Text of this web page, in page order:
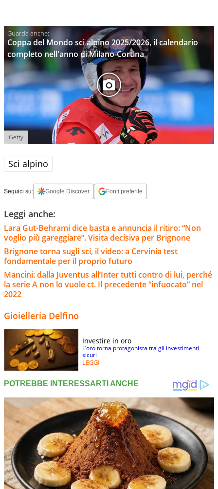
Coppa del Mondo sci alpino 2025/2026, il calendario
completo nell'anno di Milano-Cortina
Getty
Sci alpino
Seguici su: Google Discover Fonti preferite
Leggi anche:
Lara Gut-Behrami dice basta e annuncia il ritiro: “Non
voglio più gareggiare”. Visita decisiva per Brignone
Brignone torna sugli sci, il video: a Cervinia test
fondamentale per il proprio futuro
Mancini: dalla Juventus all’Inter tutti contro di lui, perché
la serie A non lo vuole ct. Il precedente “infuocato” nel
2022
Gioielleria Delfino
Investire in oro
L’oro torna protagonista tra gli investimenti
sicuri
LEGGI